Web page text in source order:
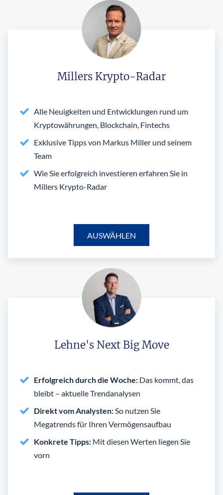
Millers Krypto-Radar
Alle Neuigkeiten und Entwicklungen rund um
Kryptowährungen, Blockchain, Fintechs
Exklusive Tipps von Markus Miller und seinem
Team
Wie Sie erfolgreich investieren erfahren Sie in
Millers Krypto-Radar
AUSWÄHLEN
Lehne's Next Big Move
Erfolgreich durch die Woche: Das kommt, das
bleibt – aktuelle Trendanalysen
Direkt vom Analysten:So nutzen Sie
Megatrends für Ihren Vermögensaufbau
Konkrete Tipps: Mit diesen Werten liegen Sie
vorn